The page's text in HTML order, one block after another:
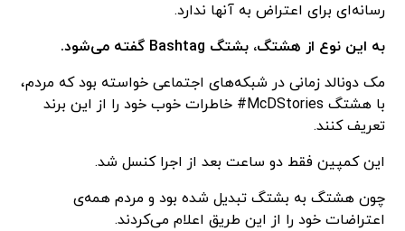
رسانه‌ای برای اعتراض به آنها ندارد.
به این نوع از هشتگ، بشتگ Bashtag گفته می‌شود.
مک دونالد زمانی در شبکه‌های اجتماعی خواسته بود که مردم،
با هشتگ McDStories# خاطرات خوب خود را از این برند
تعریف کنند.
این کمپین فقط دو ساعت بعد از اجرا کنسل شد.
چون هشتگ به بشتگ تبدیل شده بود و مردم همه‌ی
اعتراضات خود را از این طریق اعلام می‌کردند.